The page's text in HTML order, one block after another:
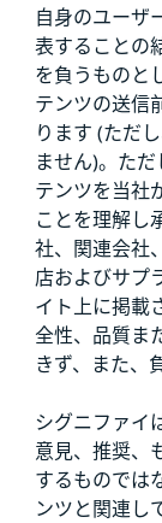
自身のユーザ
表することの
を負うものと
テンツの送信
ります (ただ
ません)。た
テンツを当社
ことを理解し
社、関連会社
店およびサプ
イト上に掲載
全性、品質ま
きず、また、
シグニファイ
意見、推奨、
するものでは
ンツと関連し